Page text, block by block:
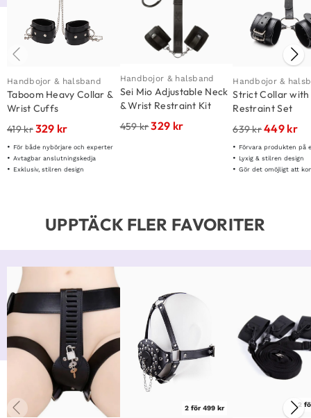
Handbojor & halsband
Taboom Heavy Collar &
Wrist Cuffs
419kr329 kr
För både nybörjare och experter
Avtagbar anslutningskedja
Exklusiv, stilren design
Handbojor & halsband
Sei Mio Adjustable Neck
& Wrist Restraint Kit
459kr329 kr
Handbojor &
Strict Collar
Restraint Set
639kr449 kr
Förvara produkten på en sval
Lyxig & stilren design
Gör det omöjligt att
UPPTÄCK FLER FAVORITER
2 för 499 kr 2